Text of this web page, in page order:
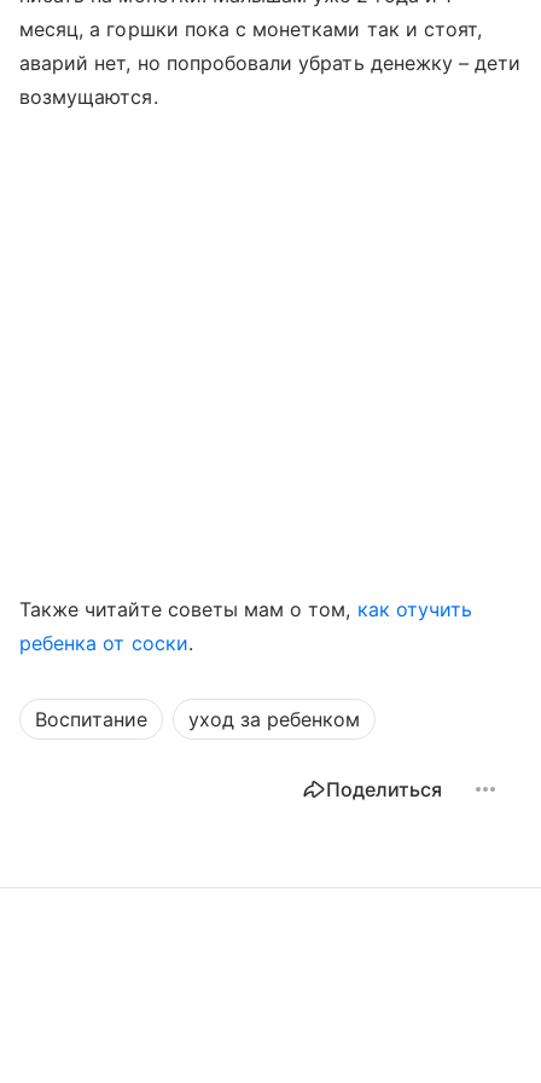
месяц, а горшки пока с монетками так и стоят,
аварий нет, но попробовали убрать денежку – дети
возмущаются.
Также читайте советы мам о том, как отучить
ребенка от соски.
Воспитание уход за ребенком
Поделиться